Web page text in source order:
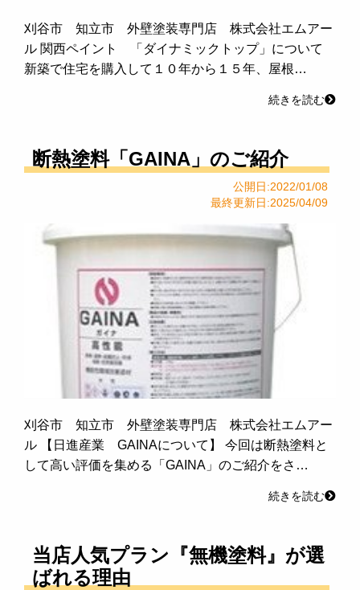
刈谷市 知立市 外壁塗装専門店 株式会社エムアー
ル 関西ペイント 「ダイナミックトップ」について
新築で住宅を購入して１０年から１５年、屋根…
続きを読む
断熱塗料「GAINA」のご紹介
公開日:2022/01/08
最終更新日:2025/04/09
刈谷市 知立市 外壁塗装専門店 株式会社エムアー
ル 【日進産業 GAINAについて】 今回は断熱塗料と
して高い評価を集める「GAINA」のご紹介をさ…
続きを読む
当店人気プラン『無機塗料』が選
ばれる理由